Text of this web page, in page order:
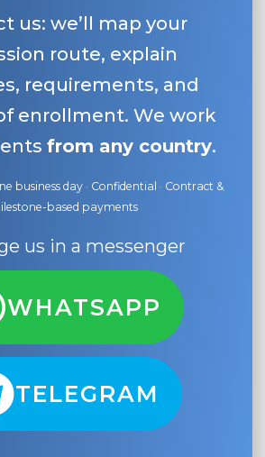
us: we’ll map your
route, explain
requirements, and
enrollment. We work
from any country.
business day · Confidential · Contract &
based payments
us in a messenger
WHATSAPP
TELEGRAM